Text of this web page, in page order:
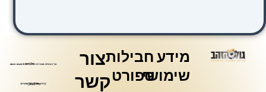
מידע
שימושי
חבילות
ספורט
צור
קשר